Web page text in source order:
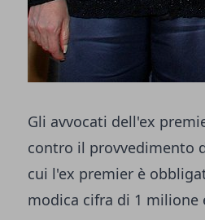
Gli avvocati dell'ex
contro il provvedimento
cui l'ex premier è
modica cifra di 1 milione